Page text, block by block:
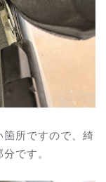
所ですので、綺
です。